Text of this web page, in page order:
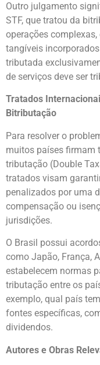
Outro julgamento
STF, que tratou da
operações
tangíveis
tributada
de serviços deve ser
Tratados
Bitributação
Para resolver o
muitos países firmam
tributação (Double
tratados visam
penalizados por uma
compensação ou
jurisdições.
O Brasil possui
como Japão, França,
estabelecem normas
tributação entre os
exemplo, qual país
fontes específicas,
dividendos.
Autores e Obras